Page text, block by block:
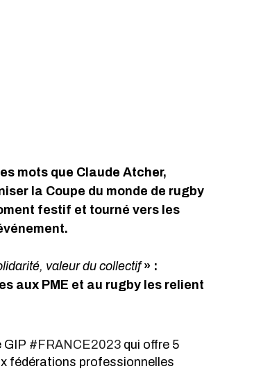
mots que Claude Atcher,
la Coupe du monde de rugby
festif et tourné vers les
valeur du collectif » :
aux PME et au rugby les relient
GIP #FRANCE2023 qui offre 5
fédérations professionnelles